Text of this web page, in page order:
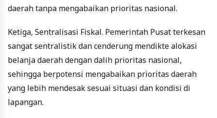
daerah tanpa mengabaikan prioritas nasional.
Ketiga, Sentralisasi Fiskal. Pemerintah Pusat terkesan
sangat sentralistik dan cenderung mendikte alokasi
belanja daerah dengan dalih prioritas nasional,
sehingga berpotensi mengabaikan prioritas daerah
yang lebih mendesak sesuai situasi dan kondisi di
lapangan.